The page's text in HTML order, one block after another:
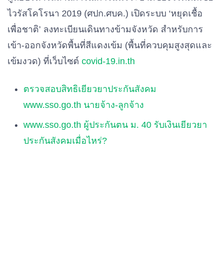
ไวรัสโคโรนา 2019 (ศปก.ศบค.) เปิดระบบ ‘หยุดเชื้อ
เพื่อชาติ’ ลงทะเบียนเดินทางข้ามจังหวัด สำหรับการ
เข้า-ออกจังหวัดพื้นที่สีแดงเข้ม (พื้นที่ควบคุมสูงสุดและ
เข้มงวด) ที่เว็บไซต์ covid-19.in.th
ตรวจสอบสิทธิเยียวยาประกันสังคม
www.sso.go.th นายจ้าง-ลูกจ้าง
www.sso.go.th ผู้ประกันตน ม. 40 รับเงินเยียวยา
ประกันสังคมเมื่อไหร่?